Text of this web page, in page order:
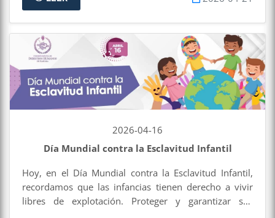
2026-04-16
Día Mundial contra la Esclavitud Infantil
Hoy, en el Día Mundial contra la Esclavitud Infantil,
recordamos que las infancias tienen derecho a vivir
libres de explotación. Proteger y garantizar sus